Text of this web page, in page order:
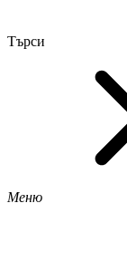
Търси
Меню